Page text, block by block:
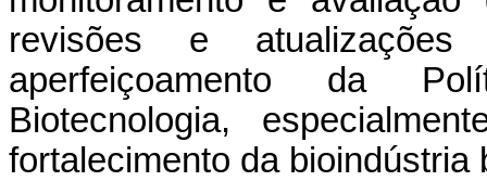
revisões e
aperfeiçoamento da
Biotecnologia,
fortalecimento da